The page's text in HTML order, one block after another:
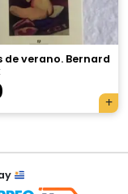
de verano. Bernard
acá